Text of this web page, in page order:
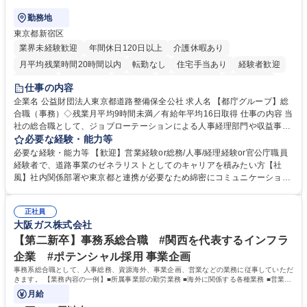
勤務地
東京都新宿区
業界未経験歓迎
年間休日120日以上
介護休暇あり
月平均残業時間20時間以内
転勤なし 住宅手当あり
経験者歓迎
研修あり
退職金あり
駅近5分以内
資格取得手当あり 食事補助あり
仕事の内容
企業名 公益財団法人東京都道路整備保全公社 求人名 【都庁グループ】総
合職（事務）◇残業月平均9時間未満／有給年平均16日取得 仕事の内容 当
社の総合職として、ジョブローテーションによる人事経理部門や収益事業
等のフロント部門の部署等幅広い部署での業務をお任せいたします。研修
制度やキャリア支援が充実しております！ ※下記業務詳細 【業務詳細】■
管理部門：広報、人事、経理など当公社の運営に係る管理業務 ■収益部
門：駐車場の新規開拓、管理運営、新宿駅西口広場の「イベントコーナ
道路施設や道路工事現場の見学ツアー事業 ※入社後は上記いずれかの部門
へ配属。※業務内容変更の範囲：会社の定める業務 募集職種 【都庁グル
ープ】総合職（事務）◇残業月平均9時間未満／有給年平均16日取得
必要な経験・能力等
必要な経験・能力等 【歓迎】営業経験or総務/人事/経理経験or官公庁職員
経験者で、道路事業のゼネラリストとしてのキャリアを積みたい方【社
風】社内関係部署や東京都と連携が必要なため綿密にコミュニケーション
部門など多岐に渡る業務を経験できます。 ■様々なプロジェクト：駐車場
事業の他、新宿駅西口広場内に設置された照明を兼ねた広告「ブライトサ
イン」の管理運営を行うなど、事業収益を生み出す活動を積極的に行って
います。 学歴・資格 学歴：大学院 大学 高専 短大 専修学校 高校 語学力：
資格：
正社員
大阪ガス株式会社
【第二新卒】事務系総合職 #関西を代表するインフラ
企業 #ポテンシャル採用 事業企画
事務系総合職として、人事総務、資源海外、事業企画、営業などの業務に従事していただ
きます。 【業務内容の一例】■所属事業部の勤労業務 ■海外に関係する各種業務 ■営業部
門の企画スタッフ、ルート営業
月給